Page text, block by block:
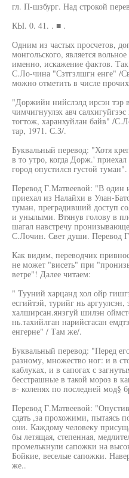
гл. П-шзбург. Над строкой
КЫ. 0. 41. . ■ .
Одним из частых просчетов,
монгольского, является
именно, искажение фактов.
С.Ло-чина "Сзтгзлшгн енге" /
можно отметить в числе
"Доржийн нийслэлд ирсэн тэр
чимчигнуулэх авч
тогтож, харанхуйлан байв" /
тар, 1971. С.З/.
Буквальный перевод: "Хотя
в то утро, когда Дорж.'
город опустился густой туман".
Перевод Г.Матвеевой: "В
приехал из Налайхи в Улан-
туман, преградивший доступ
и унылыми. Втянув голову в
шагал навстречу
С.Лочин. Свет души. Перевод
Как видим, переводчик
не может "висеть" при
ветре"! Далее читаем:
" Тууний харцанд хол ойр
есгийтэй, турийг нь аргуулсэн,
халширсан.янзгуй шилэн
нь.тахийлган нарийсгасан
енгерне" / Там же/.
Буквальный перевод: "Перед
разному, множество ног: и в
каблуках, и в сапогах с
бесстрашные в такой мороз в
в- коленях по последней мод§
Перевод Г.Матвеевой:
сдать ,за прохожими, пытаясь
они. Каждому человеку
бы летящая, степенная,
промелькнули сапожки на
Бойкие, веселые сапожки.
же..